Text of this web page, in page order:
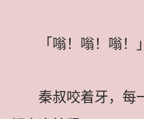
「嗡！嗡！嗡！」
秦叔咬着牙，每